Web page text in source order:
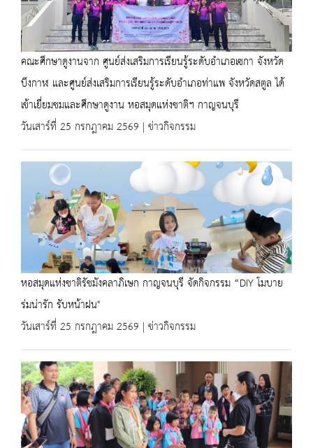
คณะศึกษาดูงานจาก ศูนย์ส่งเสริมการเรียนรู้ระดับอำเภอเซกา จังหวัด
บึงกาฬ และศูนย์ส่งเสริมการเรียนรู้ระดับอำเภอท่าแพ จังหวัดสตูล ได้
เข้าเยี่ยมชมและศึกษาดูงาน หอสมุดแห่งชาติฯ กาญจนบุรี
วันเสาร์ที่ 25 กรกฎาคม 2569 | ข่าวกิจกรรม
หอสมุดแห่งชาติรัชมังคลาภิเษก กาญจนบุรี จัดกิจกรรม “DIY โมบาย
ร่มน่ารัก รับหน้าฝน"
วันเสาร์ที่ 25 กรกฎาคม 2569 | ข่าวกิจกรรม